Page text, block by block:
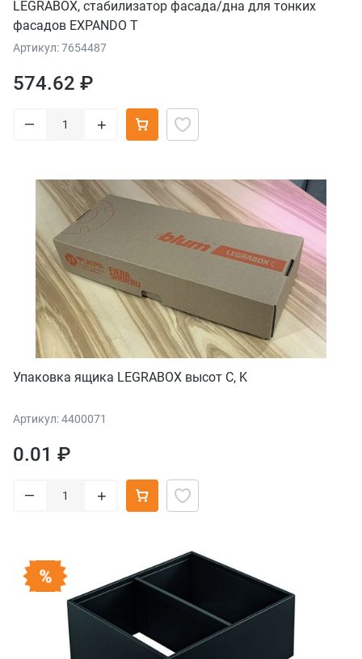
LEGRABOX, стабилизатор фасада/дна для тонких
фасадов EXPANDO T
Артикул: 7654487
574.62 ₽
– +
Упаковка ящика LEGRABOX высот C, K
Артикул: 4400071
0.01 ₽
– +